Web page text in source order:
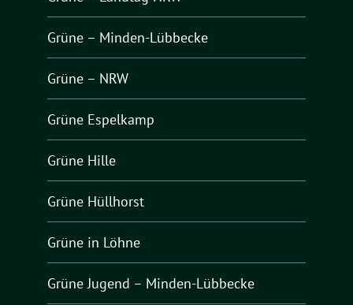
Grüne – Minden-Lübbecke
Grüne – NRW
Grüne Espelkamp
Grüne Hille
Grüne Hüllhorst
Grüne in Löhne
Grüne Jugend – Minden-Lübbecke